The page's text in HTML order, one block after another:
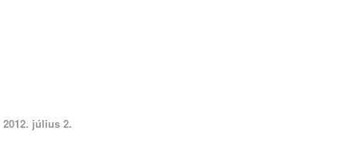
2012. július 2.